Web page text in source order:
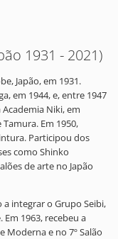
1931 - 2021)
Japão, em 1931.
em 1944, e, entre 1947
Niki, em
Em 1950,
Participou dos
como Shinko
de arte no Japão
a integrar o Grupo Seibi,
1963, recebeu a
Moderna e no 7º Salão